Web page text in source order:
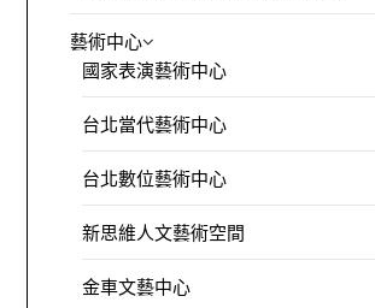
藝術中心
國家表演藝術中心
台北當代藝術中心
台北數位藝術中心
新思維人文藝術空間
金車文藝中心